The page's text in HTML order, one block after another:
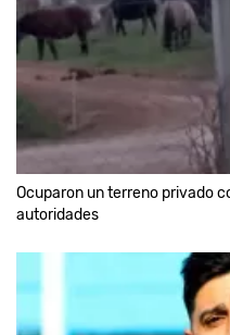
Ocuparon un terreno privado
autoridades